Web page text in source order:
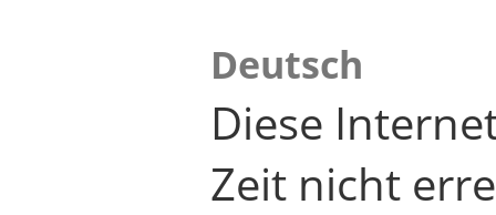
Deutsch
Diese
Zeit nicht